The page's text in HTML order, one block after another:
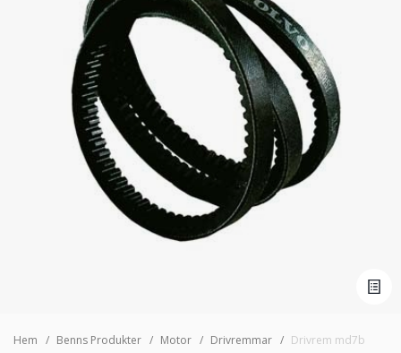
Hem Benns Produkter Motor Drivremmar Drivrem md7b